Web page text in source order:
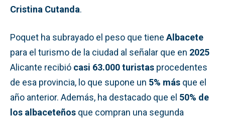
Cristina Cutanda.
Poquet ha subrayado el peso que tiene Albacete
para el turismo de la ciudad al señalar que en 2025
Alicante recibió casi 63.000 turistas procedentes
de esa provincia, lo que supone un 5% más que el
año anterior. Además, ha destacado que el 50% de
los albaceteños que compran una segunda